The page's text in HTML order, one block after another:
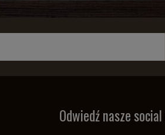
Odwiedź nasze